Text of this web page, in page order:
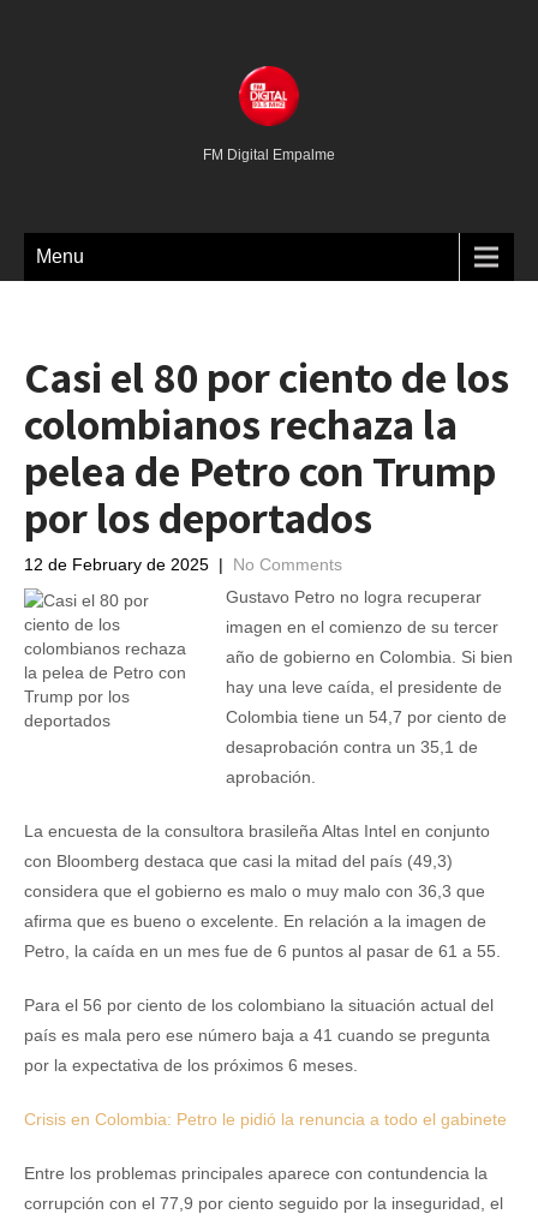
FM Digital Empalme
Menu
Casi el 80 por ciento de los
colombianos rechaza la
pelea de Petro con Trump
por los deportados
12 de February de 2025 | No Comments
Gustavo Petro no logra recuperar
imagen en el comienzo de su tercer
año de gobierno en Colombia. Si bien
hay una leve caída, el presidente de
Colombia tiene un 54,7 por ciento de
desaprobación contra un 35,1 de
aprobación.
La encuesta de la consultora brasileña Altas Intel en conjunto
con Bloomberg destaca que casi la mitad del país (49,3)
considera que el gobierno es malo o muy malo con 36,3 que
afirma que es bueno o excelente. En relación a la imagen de
Petro, la caída en un mes fue de 6 puntos al pasar de 61 a 55.
Para el 56 por ciento de los colombiano la situación actual del
país es mala pero ese número baja a 41 cuando se pregunta
por la expectativa de los próximos 6 meses.
Crisis en Colombia: Petro le pidió la renuncia a todo el gabinete
Entre los problemas principales aparece con contundencia la
corrupción con el 77,9 por ciento seguido por la inseguridad, el